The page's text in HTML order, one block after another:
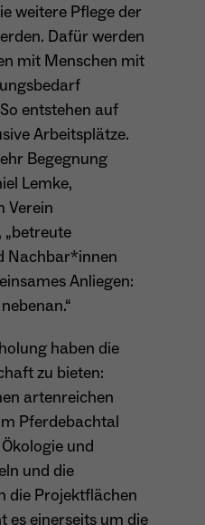
weitere Pflege der
Dafür werden
mit Menschen mit
entstehen auf
Arbeitsplätze.
Begegnung
Lemke,
Verein
Nachbar*innen
Anliegen:
haben die
zu bieten:
artenreichen
Pferdebachtal
und
und die
die Projektflächen
es einerseits um die